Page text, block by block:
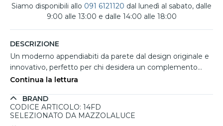
Siamo disponibili allo 091 6121120 dal lunedì al sabato, dalle
9:00 alle 13:00 e dalle 14:00 alle 18:00
DESCRIZIONE
Un moderno appendiabiti da parete dal design originale e
innovativo, perfetto per chi desidera un complemento
d'arredo funzionale ed elegante. Composto da tre
verniciatura satinata nei colori rubino e grigio, questo
appendiabiti si distingue per la sua estetica raffinata e la
Continua la lettura
BRAND
CODICE ARTICOLO: 14FD
SELEZIONATO DA MAZZOLALUCE